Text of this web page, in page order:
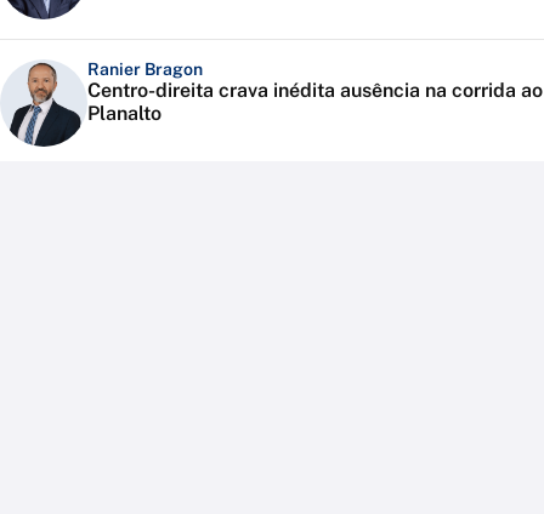
Ranier Bragon
Centro-direita crava inédita ausência na corrida ao
Planalto